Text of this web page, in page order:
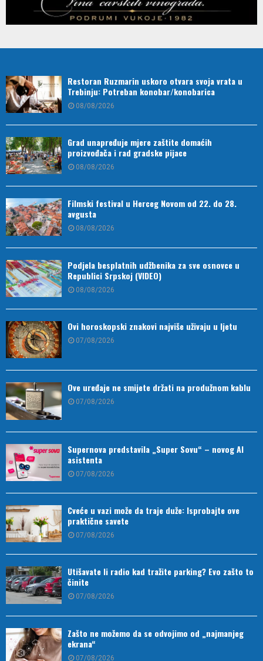
Restoran Ruzmarin uskoro otvara svoja vrata u
Trebinju: Potreban konobar/konobarica
08/08/2026
Grad unapređuje mjere zaštite domaćih
proizvođača i rad gradske pijace
08/08/2026
Filmski festival u Herceg Novom od 22. do 28.
avgusta
08/08/2026
Podjela besplatnih udžbenika za sve osnovce u
Republici Srpskoj (VIDEO)
08/08/2026
Ovi horoskopski znakovi najviše uživaju u ljetu
07/08/2026
Ove uređaje ne smijete držati na produžnom kablu
07/08/2026
Supernova predstavila „Super Sovu“ – novog AI
asistenta
07/08/2026
Cveće u vazi može da traje duže: Isprobajte ove
praktične savete
07/08/2026
Utišavate li radio kad tražite parking? Evo zašto to
činite
07/08/2026
Zašto ne možemo da se odvojimo od „najmanjeg
ekrana“
07/08/2026